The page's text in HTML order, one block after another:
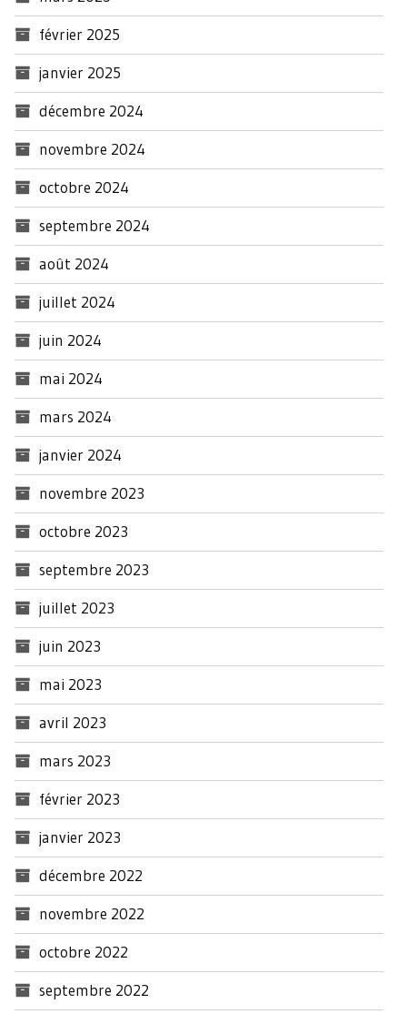
février 2025
janvier 2025
décembre 2024
novembre 2024
octobre 2024
septembre 2024
août 2024
juillet 2024
juin 2024
mai 2024
mars 2024
janvier 2024
novembre 2023
octobre 2023
septembre 2023
juillet 2023
juin 2023
mai 2023
avril 2023
mars 2023
février 2023
janvier 2023
décembre 2022
novembre 2022
octobre 2022
septembre 2022